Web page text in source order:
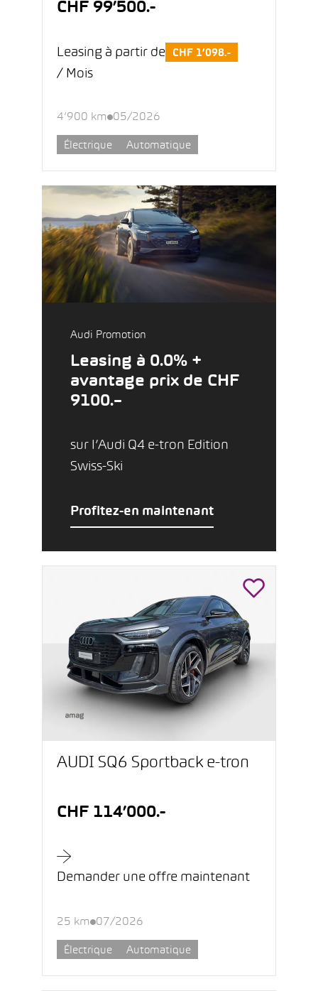
CHF 99’500.-
Leasing à partir de CHF 1’098.-
/ Mois
4’900 km 05/2026
Électrique Automatique
Audi Promotion
Leasing à 0.0% +
avantage prix de CHF
9100.–
sur l’Audi Q4 e-tron Edition
Swiss-Ski
Profitez-en maintenant
AUDI SQ6 Sportback e-tron
CHF 114’000.-
Demander une offre maintenant
25 km 07/2026
Électrique Automatique